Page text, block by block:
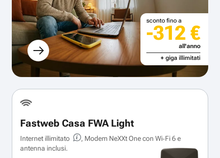
sconto fino a
-312 €
all'anno
+ giga illimitati
Fastweb Casa FWA Light
Internet illimitato
, Modem NeXXt One con Wi‑Fi 6 e
antenna inclusi.